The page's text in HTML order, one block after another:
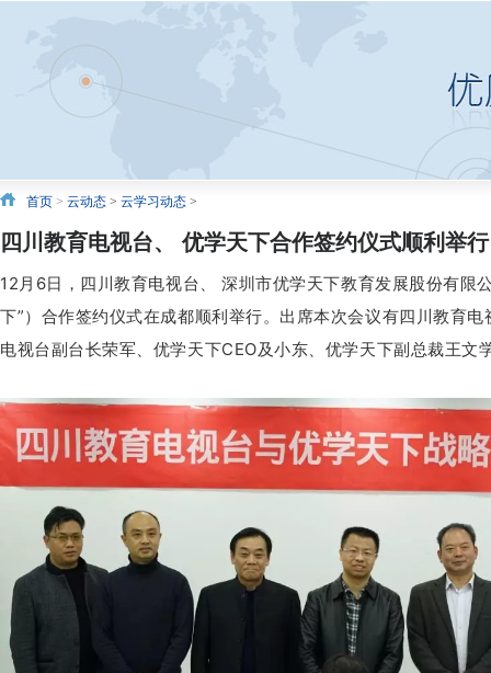
首页 > 云动态 > 云学习动态 >
四川教育电视台、 优学天下合作签约仪式顺利举行
12月6日，四川教育电视台、 深圳市优学天下教育发展股份有限
下”）合作签约仪式在成都顺利举行。 出席本次会议有四川教育电
电视台副台长荣军、优学天下CEO及小东、优学天下副总裁王文